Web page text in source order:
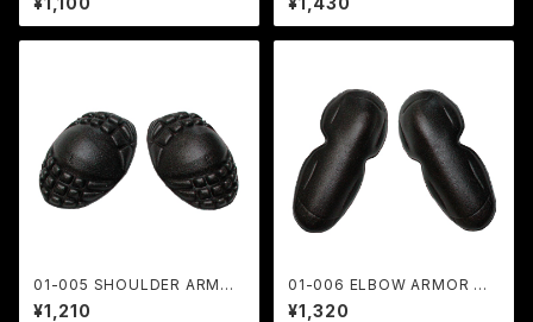
01-005 SHOULDER ARMOR
肩用
¥1,210
01-006 ELBOW ARMOR 肘
用
¥1,320